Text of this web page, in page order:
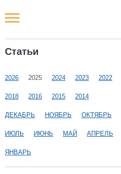
Статьи
2026 2025 2024 2023 2022
2018 2016 2015 2014
ДЕКАБРЬ НОЯБРЬ ОКТЯБРЬ
ИЮЛЬ ИЮНЬ МАЙ АПРЕЛЬ
ЯНВАРЬ
Новости РФ
Наши мероприятия
Статьи